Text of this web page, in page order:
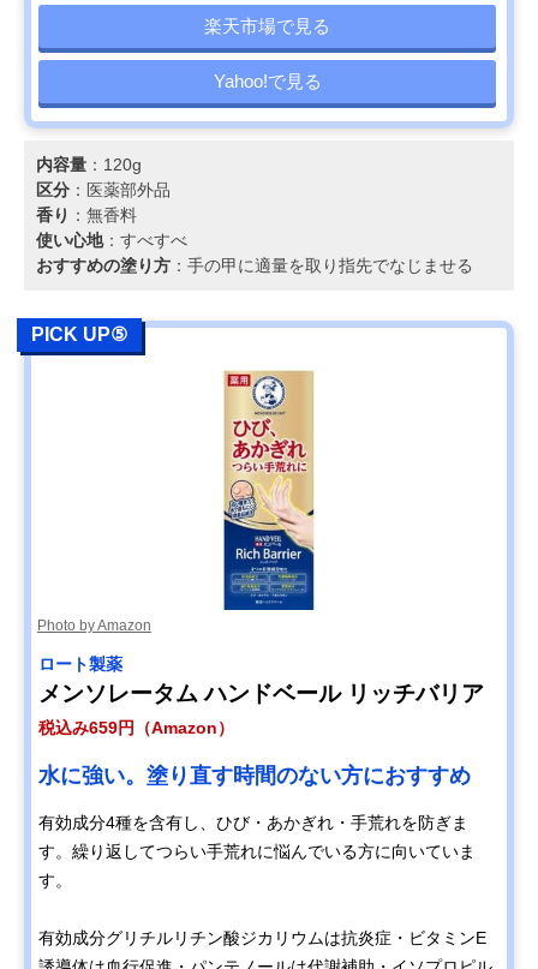
楽天市場で見る
Yahoo!で見る
内容量 ：120g
区分 ：医薬部外品
香り ：無香料
使い心地：すべすべ
おすすめの塗り方 ：手の甲に適量を取り指先でなじませる
PICK UP⑤
Photo by Amazon
ロート製薬
メンソレータム ハンドベール リッチバリア
税込み659円（Amazon）
水に強い。塗り直す時間のない方におすすめ
有効成分4種を含有し、ひび・あかぎれ・手荒れを防ぎま
す。繰り返してつらい手荒れに悩んでいる方に向いていま
す。
有効成分グリチルリチン酸ジカリウムは抗炎症・ビタミンE